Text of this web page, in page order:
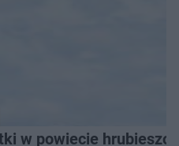
w powiecie